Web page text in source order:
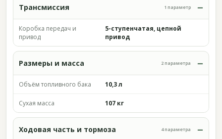
Трансмиссия 1 параметр
Коробка передач и
привод
5-ступенчатая, цепной
привод
Размеры и масса 2 параметра
Объём топливного бака 10,3 л
Сухая масса 107 кг
Ходовая часть и тормоза 4 параметра